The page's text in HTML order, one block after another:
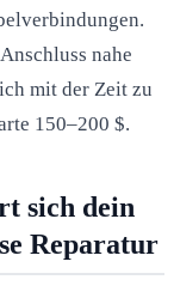
nahe
mit der Zeit zu
150–200 $.
sich dein
Reparatur